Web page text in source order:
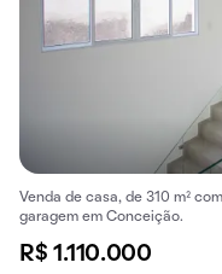
Venda de casa, de 310 m²
garagem em Conceição.
R$ 1.110.000